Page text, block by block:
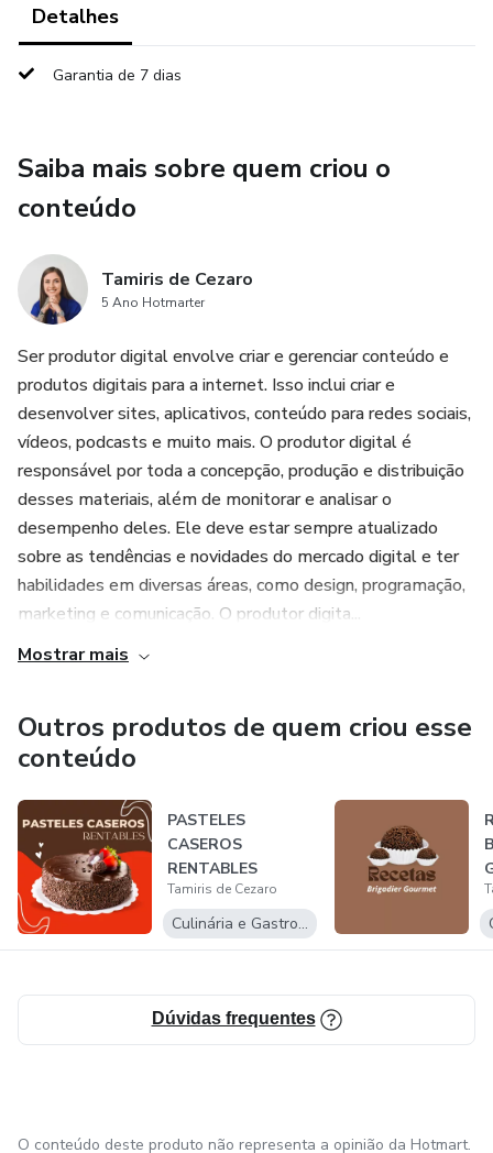
Detalhes
Garantia de 7 dias
Saiba mais sobre quem criou o
conteúdo
Tamiris de Cezaro
5 Ano Hotmarter
Ser produtor digital envolve criar e gerenciar conteúdo e
produtos digitais para a internet. Isso inclui criar e
desenvolver sites, aplicativos, conteúdo para redes sociais,
vídeos, podcasts e muito mais. O produtor digital é
responsável por toda a concepção, produção e distribuição
desses materiais, além de monitorar e analisar o
desempenho deles. Ele deve estar sempre atualizado
sobre as tendências e novidades do mercado digital e ter
habilidades em diversas áreas, como design, programação,
marketing e comunicação. O produtor digita...
Mostrar mais
Outros produtos de quem criou esse
conteúdo
PASTELES
CASEROS
RENTABLES
Tamiris de Cezaro
Culinária e Gastronomia
Dúvidas frequentes
O conteúdo deste produto não representa a opinião da Hotmart.